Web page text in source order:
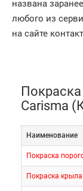
названа
любого из
на сайте
Carisma
Наименование
Покраска
Покраска крыла